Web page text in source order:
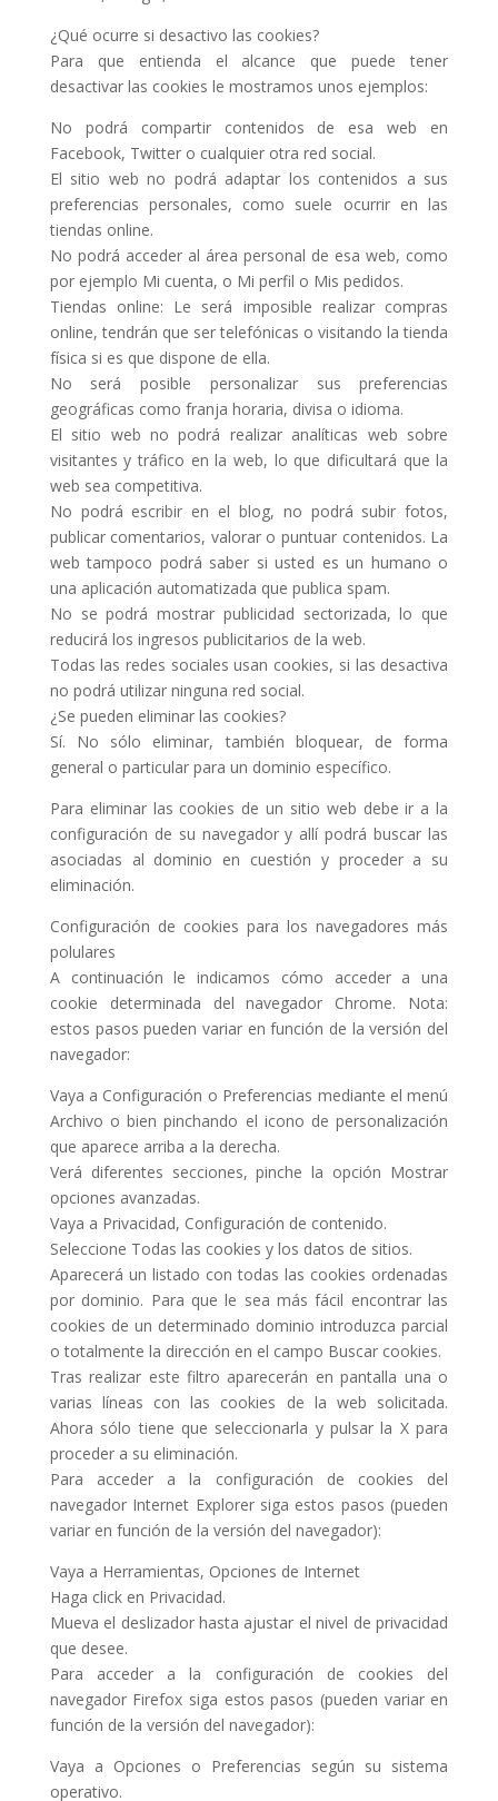
¿Qué ocurre si desactivo las cookies?
Para que entienda el alcance que puede tener
desactivar las cookies le mostramos unos ejemplos:
No podrá compartir contenidos de esa web en
Facebook, Twitter o cualquier otra red social.
El sitio web no podrá adaptar los contenidos a sus
preferencias personales, como suele ocurrir en las
tiendas online.
No podrá acceder al área personal de esa web, como
por ejemplo Mi cuenta, o Mi perfil o Mis pedidos.
Tiendas online: Le será imposible realizar compras
online, tendrán que ser telefónicas o visitando la tienda
física si es que dispone de ella.
No será posible personalizar sus preferencias
geográficas como franja horaria, divisa o idioma.
El sitio web no podrá realizar analíticas web sobre
visitantes y tráfico en la web, lo que dificultará que la
web sea competitiva.
No podrá escribir en el blog, no podrá subir fotos,
publicar comentarios, valorar o puntuar contenidos. La
web tampoco podrá saber si usted es un humano o
una aplicación automatizada que publica spam.
No se podrá mostrar publicidad sectorizada, lo que
reducirá los ingresos publicitarios de la web.
Todas las redes sociales usan cookies, si las desactiva
no podrá utilizar ninguna red social.
¿Se pueden eliminar las cookies?
Sí. No sólo eliminar, también bloquear, de forma
general o particular para un dominio específico.
Para eliminar las cookies de un sitio web debe ir a la
configuración de su navegador y allí podrá buscar las
asociadas al dominio en cuestión y proceder a su
eliminación.
Configuración de cookies para los navegadores más
polulares
A continuación le indicamos cómo acceder a una
cookie determinada del navegador Chrome. Nota:
estos pasos pueden variar en función de la versión del
navegador:
Vaya a Configuración o Preferencias mediante el menú
Archivo o bien pinchando el icono de personalización
que aparece arriba a la derecha.
Verá diferentes secciones, pinche la opción Mostrar
opciones avanzadas.
Vaya a Privacidad, Configuración de contenido.
Seleccione Todas las cookies y los datos de sitios.
Aparecerá un listado con todas las cookies ordenadas
por dominio. Para que le sea más fácil encontrar las
cookies de un determinado dominio introduzca parcial
o totalmente la dirección en el campo Buscar cookies.
Tras realizar este filtro aparecerán en pantalla una o
varias líneas con las cookies de la web solicitada.
Ahora sólo tiene que seleccionarla y pulsar la X para
proceder a su eliminación.
Para acceder a la configuración de cookies del
navegador Internet Explorer siga estos pasos (pueden
variar en función de la versión del navegador):
Vaya a Herramientas, Opciones de Internet
Haga click en Privacidad.
Mueva el deslizador hasta ajustar el nivel de privacidad
que desee.
Para acceder a la configuración de cookies del
navegador Firefox siga estos pasos (pueden variar en
función de la versión del navegador):
Vaya a Opciones o Preferencias según su sistema
operativo.